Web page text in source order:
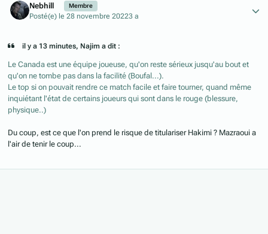
Nebhill Membre
Posté(e) le 28 novembre 20223 a
il y a 13 minutes, Najim a dit :
Le Canada est une équipe joueuse, qu'on reste sérieux jusqu'au bout et
qu'on ne tombe pas dans la facilité (Boufal...).
Le top si on pouvait rendre ce match facile et faire tourner, quand même
inquiétant l'état de certains joueurs qui sont dans le rouge (blessure,
physique..)
Du coup, est ce que l'on prend le risque de titulariser Hakimi ? Mazraoui a
l'air de tenir le coup...